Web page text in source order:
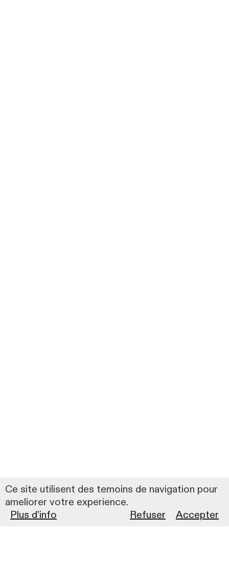
Ce site utilisent des temoins de navigation pour
ameliorer votre experience.
Accepter
Refuser
Plus d’info